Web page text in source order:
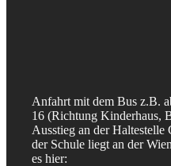
Anfahrt mit dem Bus z.B.
16 (Richtung Kinderhaus,
Ausstieg an der
der Schule liegt an der
es hier: